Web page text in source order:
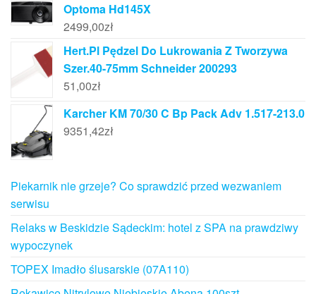
Optoma Hd145X
2499,00zł
Hert.Pl Pędzel Do Lukrowania Z Tworzywa
Szer.40-75mm Schneider 200293
51,00zł
Karcher KM 70/30 C Bp Pack Adv 1.517-213.0
9351,42zł
Piekarnik nie grzeje? Co sprawdzić przed wezwaniem
serwisu
Relaks w Beskidzie Sądeckim: hotel z SPA na prawdziwy
wypoczynek
TOPEX Imadło ślusarskie (07A110)